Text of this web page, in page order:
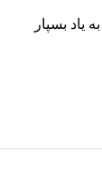
یاد بسپار